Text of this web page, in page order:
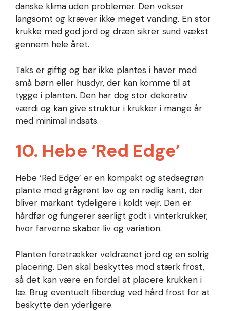
danske klima uden problemer. Den vokser
langsomt og kræver ikke meget vanding. En stor
krukke med god jord og dræn sikrer sund vækst
gennem hele året.
Taks er giftig og bør ikke plantes i haver med
små børn eller husdyr, der kan komme til at
tygge i planten. Den har dog stor dekorativ
værdi og kan give struktur i krukker i mange år
med minimal indsats.
10. Hebe ‘Red Edge’
Hebe ‘Red Edge’ er en kompakt og stedsegrøn
plante med grågrønt løv og en rødlig kant, der
bliver markant tydeligere i koldt vejr. Den er
hårdfør og fungerer særligt godt i vinterkrukker,
hvor farverne skaber liv og variation.
Planten foretrækker veldrænet jord og en solrig
placering. Den skal beskyttes mod stærk frost,
så det kan være en fordel at placere krukken i
læ. Brug eventuelt fiberdug ved hård frost for at
beskytte den yderligere.